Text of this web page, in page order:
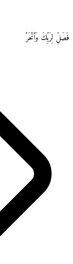
فَصَلِّ لِرَبِّكَ وَٱنْحَرْ